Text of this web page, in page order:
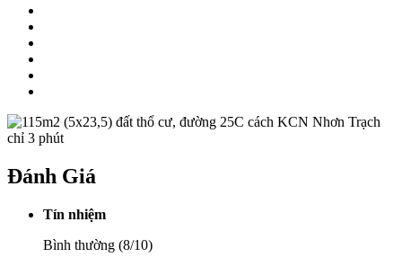
Đánh Giá
Tín nhiệm
Bình thường (8/10)